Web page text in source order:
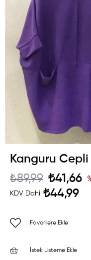
Kanguru Cepli
₺89,99 ₺41,66
KDV Dahil ₺44,99
Favorilere Ekle
İstek Listeme Ekle